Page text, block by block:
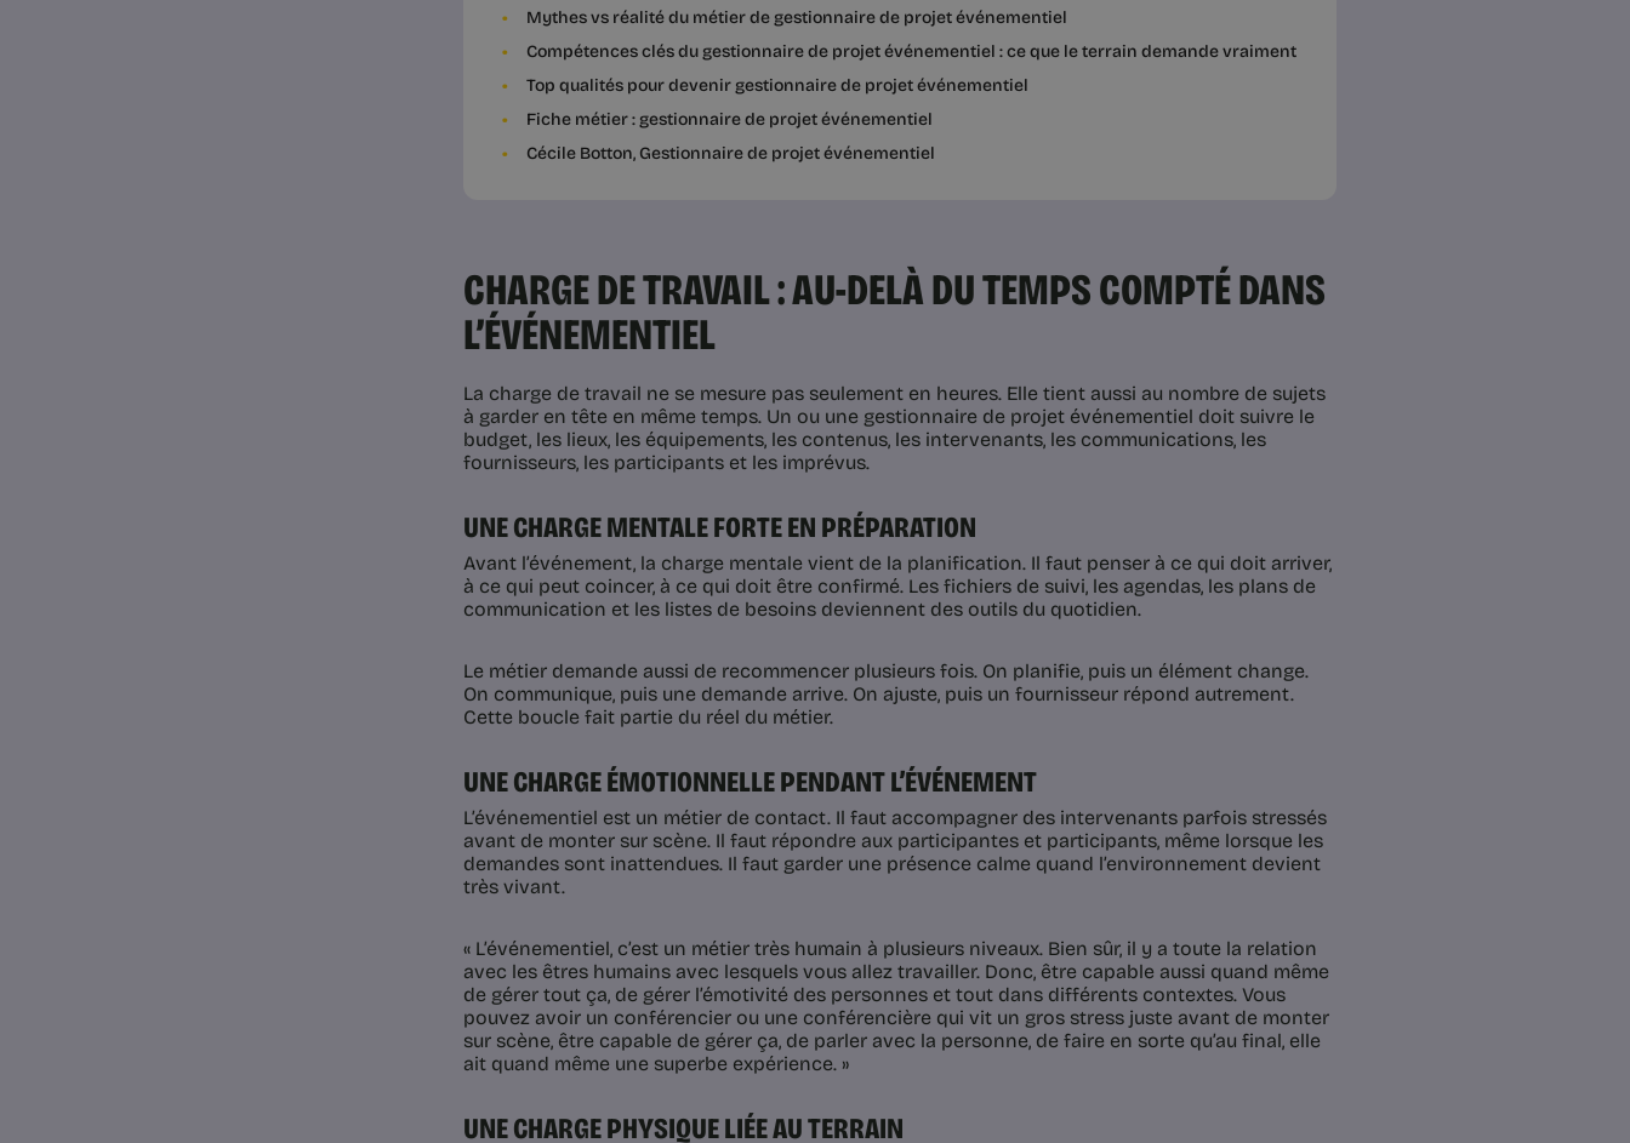
Mythes vs réalité du métier de gestionnaire de projet événementiel
Compétences clés du gestionnaire de projet événementiel : ce que le terrain demande vraiment
Top qualités pour devenir gestionnaire de projet événementiel
Fiche métier : gestionnaire de projet événementiel
Cécile Botton, Gestionnaire de projet événementiel
CHARGE DE TRAVAIL : AU-DELÀ DU TEMPS COMPTÉ DANS
L’ÉVÉNEMENTIEL
La charge de travail ne se mesure pas seulement en heures. Elle tient aussi au nombre de sujets
à garder en tête en même temps. Un ou une gestionnaire de projet événementiel doit suivre le
budget, les lieux, les équipements, les contenus, les intervenants, les communications, les
fournisseurs, les participants et les imprévus.
UNE CHARGE MENTALE FORTE EN PRÉPARATION
Avant l’événement, la charge mentale vient de la planification. Il faut penser à ce qui doit arriver,
à ce qui peut coincer, à ce qui doit être confirmé. Les fichiers de suivi, les agendas, les plans de
communication et les listes de besoins deviennent des outils du quotidien.
Le métier demande aussi de recommencer plusieurs fois. On planifie, puis un élément change.
On communique, puis une demande arrive. On ajuste, puis un fournisseur répond autrement.
Cette boucle fait partie du réel du métier.
UNE CHARGE ÉMOTIONNELLE PENDANT L’ÉVÉNEMENT
L’événementiel est un métier de contact. Il faut accompagner des intervenants parfois stressés
avant de monter sur scène. Il faut répondre aux participantes et participants, même lorsque les
demandes sont inattendues. Il faut garder une présence calme quand l’environnement devient
très vivant.
« L’événementiel, c’est un métier très humain à plusieurs niveaux. Bien sûr, il y a toute la relation
avec les êtres humains avec lesquels vous allez travailler. Donc, être capable aussi quand même
de gérer tout ça, de gérer l’émotivité des personnes et tout dans différents contextes. Vous
pouvez avoir un conférencier ou une conférencière qui vit un gros stress juste avant de monter
sur scène, être capable de gérer ça, de parler avec la personne, de faire en sorte qu’au final, elle
ait quand même une superbe expérience. »
UNE CHARGE PHYSIQUE LIÉE AU TERRAIN